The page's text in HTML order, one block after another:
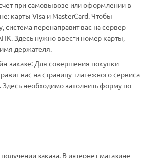
при самовывозе или оформлении в
карты Visa и MasterCard. Чтобы
система перенаправит вас на сервер
Здесь нужно ввести номер карты,
держателя.
заказе: Для совершения покупки
вас на страницу платежного сервиса
Здесь необходимо заполнить форму по
заказа. В интернет-магазине